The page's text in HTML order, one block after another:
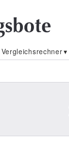
Vergleichsrechner